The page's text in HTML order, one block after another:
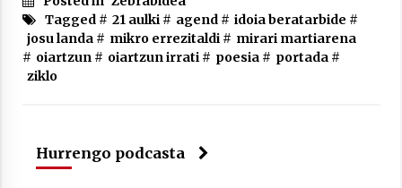
Tagged # 21 aulki# agend# idoia beratarbide #
josu landa# mikro errezitaldi# mirari martiarena
# oiartzun# oiartzun irrati# poesia# portada#
ziklo
Hurrengo podcasta